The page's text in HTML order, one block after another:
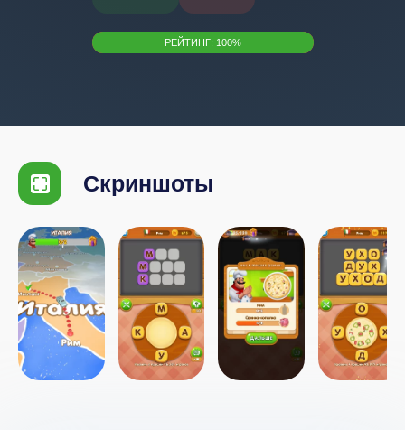
РЕЙТИНГ: 100%
Скриншоты